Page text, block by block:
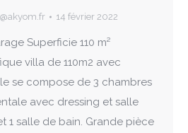
14 février 2022
Superficie 110 m²
villa de 110m2 avec
se compose de 3 chambres
avec dressing et salle
1 salle de bain. Grande pièce